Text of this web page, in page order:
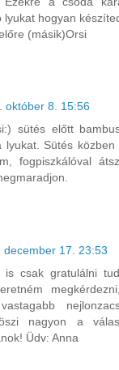
lyukat hogyan
(másik)Orsi
október 8. 15:56
sütés előtt
lyukat. Sütés
fogpiszkálóval
december 17. 23:53
is csak gratulálni
nagyon a
Üdv: Anna